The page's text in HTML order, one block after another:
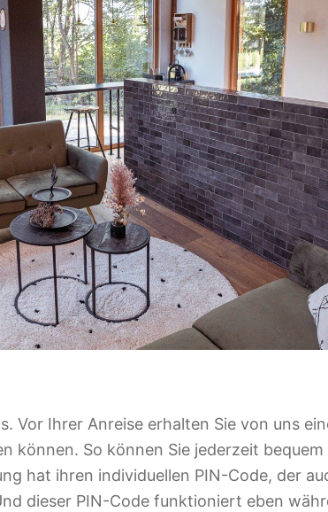
Vor Ihrer Anreise erhalten Sie von uns
können. So können Sie jederzeit
hat ihren individuellen PIN-Code, der
dieser PIN-Code funktioniert eben